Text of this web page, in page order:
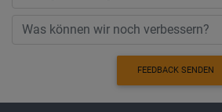
FEEDBACK SENDEN